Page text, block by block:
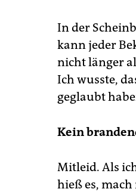
In der
kann jeder
nicht länger
Ich wusste,
geglaubt
Kein
Mitleid. Als
hieß es,